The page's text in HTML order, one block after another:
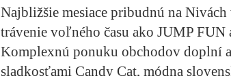
Najbližšie mesiace pribudnú na Nivách
trávenie voľného času ako JUMP FUN
Komplexnú ponuku obchodov doplní
sladkosťami Candy Cat, módna